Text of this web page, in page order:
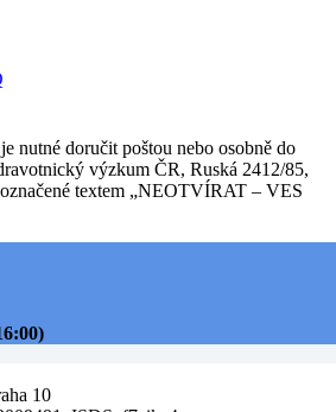
nutné doručit poštou nebo osobně do
výzkum ČR, Ruská 2412/85,
textem „NEOTVÍRAT – VES
10